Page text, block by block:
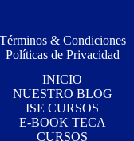
Términos & Condiciones
Políticas de Privacidad
INICIO
NUESTRO BLOG
ISE CURSOS
E-BOOK TECA
CURSOS